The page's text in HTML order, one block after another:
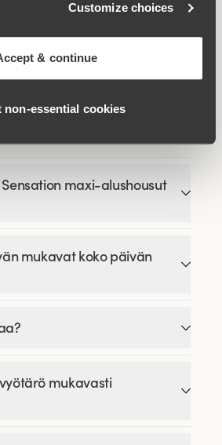
Customize choices
& continue
non‑essential cookies
maxi-alushousut
mukavat koko päivän
mukavasti